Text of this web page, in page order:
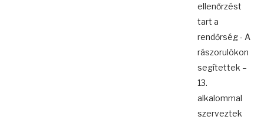
ellenőrzést
tart a
rendőrség - A
rászorulókon
segítettek –
13.
alkalommal
szerveztek